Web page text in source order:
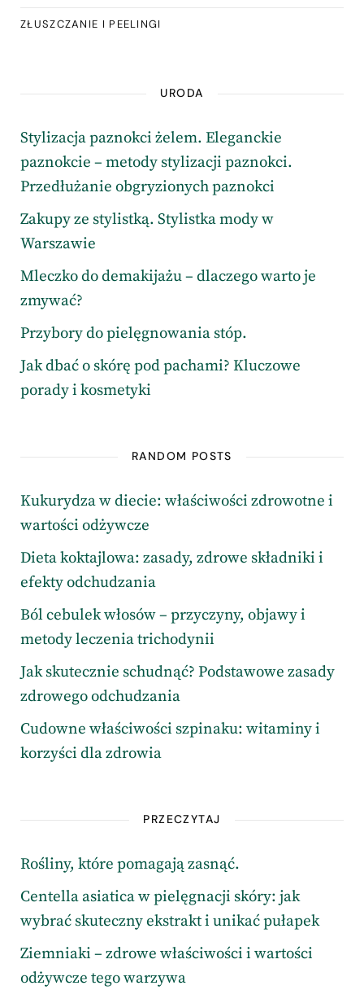
ZŁUSZCZANIE I PEELINGI
URODA
Stylizacja paznokci żelem. Eleganckie
paznokcie – metody stylizacji paznokci.
Przedłużanie obgryzionych paznokci
Zakupy ze stylistką. Stylistka mody w
Warszawie
Mleczko do demakijażu – dlaczego warto je
zmywać?
Przybory do pielęgnowania stóp.
Jak dbać o skórę pod pachami? Kluczowe
porady i kosmetyki
RANDOM POSTS
Kukurydza w diecie: właściwości zdrowotne i
wartości odżywcze
Dieta koktajlowa: zasady, zdrowe składniki i
efekty odchudzania
Ból cebulek włosów – przyczyny, objawy i
metody leczenia trichodynii
Jak skutecznie schudnąć? Podstawowe zasady
zdrowego odchudzania
Cudowne właściwości szpinaku: witaminy i
korzyści dla zdrowia
PRZECZYTAJ
Rośliny, które pomagają zasnąć.
Centella asiatica w pielęgnacji skóry: jak
wybrać skuteczny ekstrakt i unikać pułapek
Ziemniaki – zdrowe właściwości i wartości
odżywcze tego warzywa